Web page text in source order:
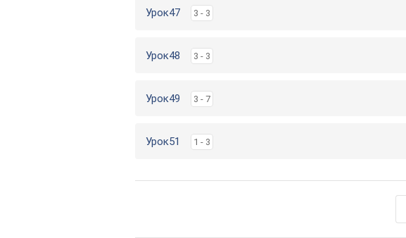
Урок47 3 - 3
Урок48 3 - 3
Урок49 3 - 7
Урок51 1 - 3